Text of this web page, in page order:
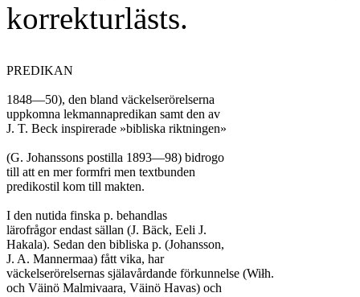
korrekturlästs.
PREDIKAN
1848—50), den bland väckelserörelserna
uppkomna lekmannapredikan samt den av
J. T. Beck inspirerade »bibliska riktningen»
(G. Johanssons postilla 1893—98) bidrogo
till att en mer formfri men textbunden
predikostil kom till makten.
I den nutida finska p. behandlas
lärofrågor endast sällan (J. Bäck, Eeli J.
Hakala). Sedan den bibliska p. (Johansson,
J. A. Mannermaa) fått vika, har
väckelserörelsernas själavårdande förkunnelse (Wiłh.
och Väinö Malmivaara, Väinö Havas) och